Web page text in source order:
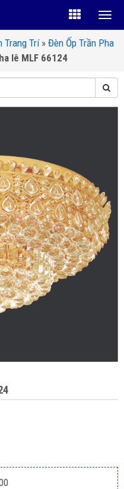
Trang Trí» Đèn Ốp Trần Pha
lê MLF 66124